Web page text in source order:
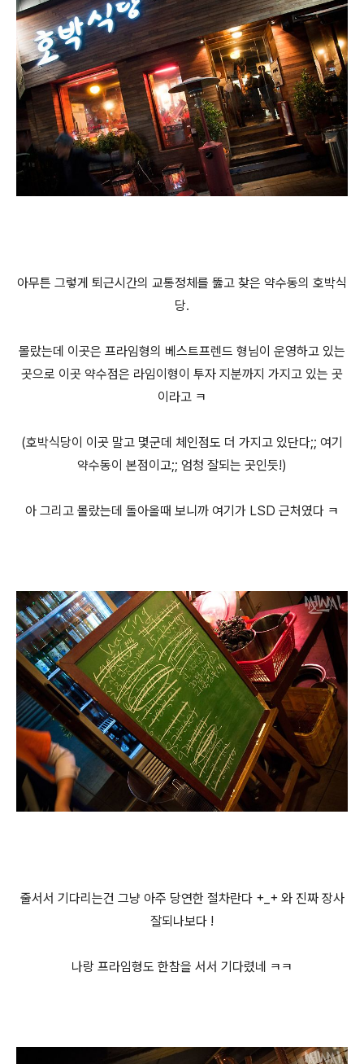
아무튼 그렇게 퇴근시간의 교통정체를 뚫고 찾은 약수동의 호박식
당.
몰랐는데 이곳은 프라임형의 베스트프렌드 형님이 운영하고 있는
곳으로 이곳 약수점은 라임이형이 투자 지분까지 가지고 있는 곳
이라고 ㅋ
(호박식당이 이곳 말고 몇군데 체인점도 더 가지고 있단다;; 여기
약수동이 본점이고;; 엄청 잘되는 곳인듯!)
아 그리고 몰랐는데 돌아올때 보니까 여기가 LSD 근처였다 ㅋ
줄서서 기다리는건 그냥 아주 당연한 절차란다 +_+ 와 진짜 장사
잘되나보다 !
나랑 프라임형도 한참을 서서 기다렸네 ㅋㅋ